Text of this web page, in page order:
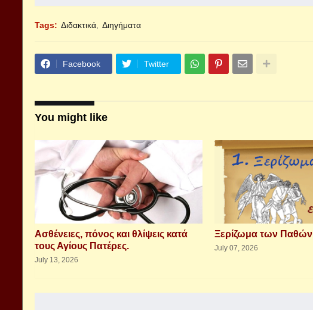
Tags: Διδακτικά Διηγήματα
Facebook Twitter
You might like
Aσθένειες, πόνος και θλίψεις κατά
τους Αγίους Πατέρες.
July 13, 2026
Ξερίζωμα των Παθών
July 07, 2026